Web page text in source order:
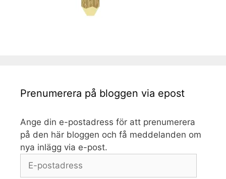
Prenumerera på bloggen via epost
Ange din e-postadress för att prenumerera
på den här bloggen och få meddelanden om
nya inlägg via e-post.
postadress